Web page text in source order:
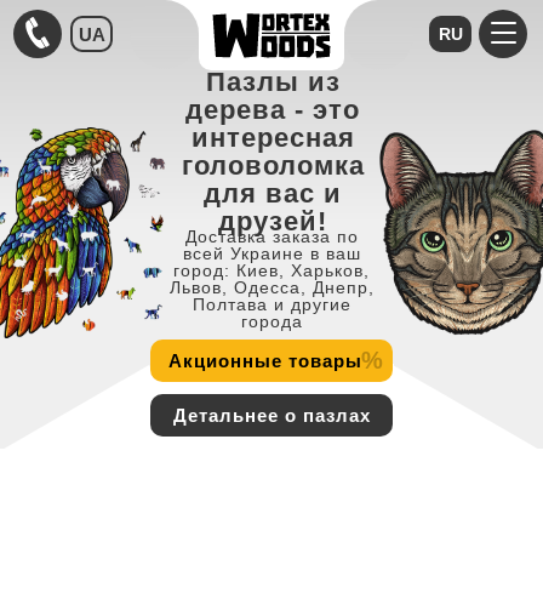
Акционные товары%
Пазлы из
дерева - это
интересная
головоломка
для вас и
друзей!
Доставка заказа по
всей Украине в ваш
город: Киев, Харьков,
Львов, Одесса, Днепр,
Полтава и другие
города
Детальнее о пазлах
UA RU